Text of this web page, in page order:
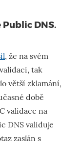
Public DNS.
, že na svém
tak
větší zklamání,
době
validace na
DNS validuje
zaslán s